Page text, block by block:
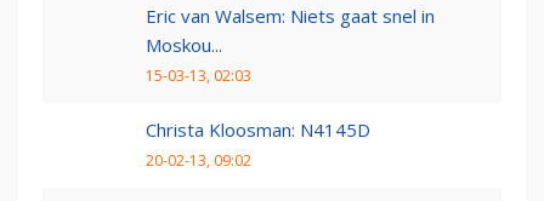
Eric van Walsem: Niets gaat snel in
Moskou...
15-03-13, 02:03
Christa Kloosman: N4145D
20-02-13, 09:02